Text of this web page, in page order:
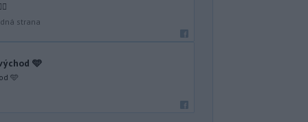
strana
🩵
🩵